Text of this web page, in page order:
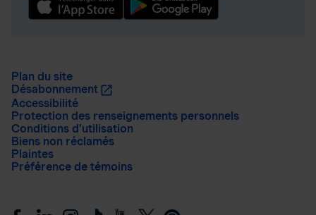
Plan du site
Désabonnement
Accessibilité
Protection des renseignements personnels
Conditions d’utilisation
Biens non réclamés
Plaintes
Préférence de témoins